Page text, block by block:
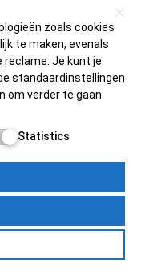
PolicySite MapMijn account
zoals cookies
te maken, evenals
reclame. Je kunt je
standaardinstellingen
om verder te gaan
Statistics